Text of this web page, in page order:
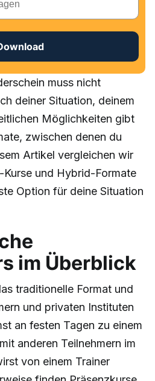
muss nicht
deiner Situation, deinem
Möglichkeiten gibt
zwischen denen du
Artikel vergleichen wir
Kurse und Hybrid-Formate
Option für deine Situation
im Überblick
traditionelle Format und
und privaten Instituten
an festen Tagen zu einem
anderen Teilnehmern im
von einem Trainer